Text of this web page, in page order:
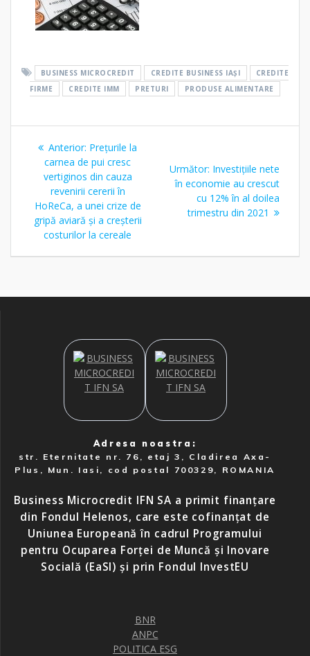
BUSINESS MICROCREDIT CREDITE BUSINESS IAȘI
CREDITE
FIRME
CREDITE IMM PRETURI PRODUSE ALIMENTARE
Navigare
articole
Anterior: Articolul
anterior:
Prețurile la
carnea de pui cresc
vertiginos din cauza
revenirii cererii în
HoReCa, a unei crize de
gripă aviară și a creșterii
costurilor la cereale
Următor: Articolul
următor:
Investițiile nete
în economie au crescut
cu 12% în al doilea
trimestru din 2021
Adresa noastra:
str. Eternitate nr. 76, etaj 3, Cladirea Axa-
Plus, Mun. Iasi, cod postal 700329, ROMANIA
Business Microcredit IFN SA a primit finanțare
din Fondul Helenos, care este cofinanțat de
Uniunea Europeană în cadrul Programului
pentru Ocuparea Forței de Muncă și Inovare
Socială (EaSI) și prin Fondul InvestEU
BNR
ANPC
POLITICA ESG